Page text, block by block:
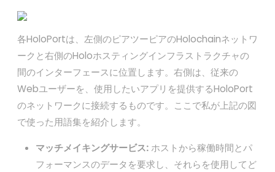
各HoloPortは、左側のピアツーピアのHolochainネットワ
ークと右側のHoloホスティングインフラストラクチャの
間のインターフェースに位置します。右側は、従来の
Webユーザーを、使用したいアプリを提供するHoloPort
のネットワークに接続するものです。ここで私が上記の図
で使った用語集を紹介します。
マッチメイキングサービス: ホストから稼働時間とパ
フォーマンスのデータを要求し、それらを使用してど